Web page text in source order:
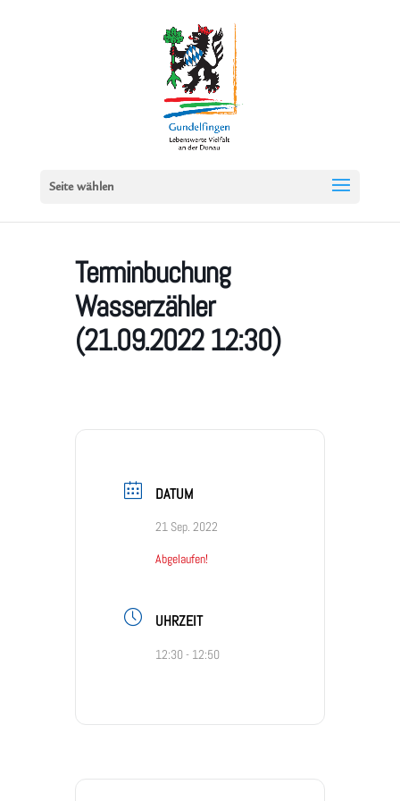
Seite wählen
Terminbuchung
Wasserzähler
(21.09.2022 12:30)
DATUM
21 Sep. 2022
Abgelaufen!
UHRZEIT
12:30 - 12:50